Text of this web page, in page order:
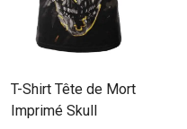
T-Shirt Tête de Mort
Imprimé Skull